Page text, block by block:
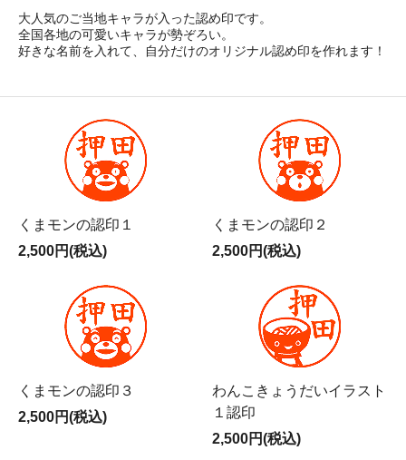
大人気のご当地キャラが入った認め印です。
全国各地の可愛いキャラが勢ぞろい。
好きな名前を入れて、自分だけのオリジナル認め印を作れます！
くまモンの認印１
2,500円(税込)
くまモンの認印２
2,500円(税込)
くまモンの認印３
2,500円(税込)
わんこきょうだいイラスト
１認印
2,500円(税込)